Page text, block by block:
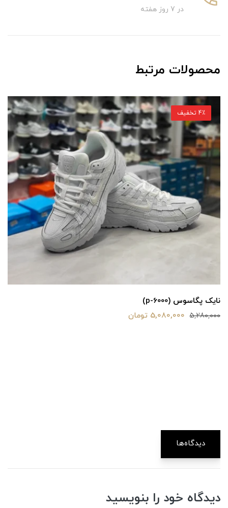
در 7 روز هفته
محصولات مرتبط
نایک پگاسوس (p-6000)
5,280,000 5,080,000 تومان
4٪ تخفیف
دیدگاه‌ها
دیدگاه خود را بنویسید